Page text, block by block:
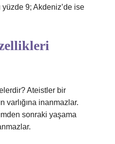
yüzde 9; Akdeniz’de ise
Ateistler bir
varlığına inanmazlar.
sonraki yaşama